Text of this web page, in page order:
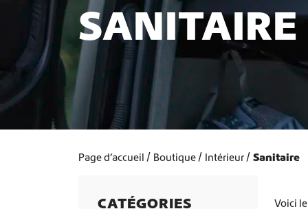
SANITAIRE
Page d’accueil Boutique Intérieur Sanitaire
CATÉGORIES Voici